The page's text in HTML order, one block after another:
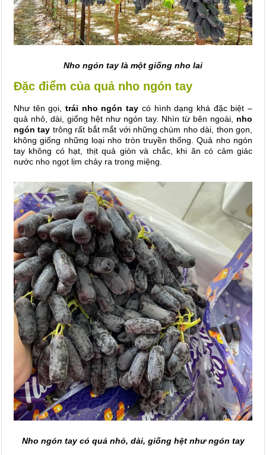
Nho ngón tay là một giống nho lai
Đặc điểm của quả nho ngón tay
Như tên gọi,trái nho ngón tay có hình dạng khá đặc biệt –
quả nhỏ, dài, giống hệt như ngón tay. Nhìn từ bên ngoài, nho
ngón tay trông rất bắt mắt với những chùm nho dài, thon gọn,
không giống những loại nho tròn truyền thống. Quả nho ngón
tay không có hạt, thịt quả giòn và chắc, khi ăn có cảm giác
nước nho ngọt lịm chảy ra trong miệng.
Nho ngón tay có quả nhỏ, dài, giống hệt như ngón tay